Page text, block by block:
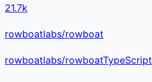
21.7k
rowboatlabs/rowboat
rowboatlabs/rowboatTypeScript